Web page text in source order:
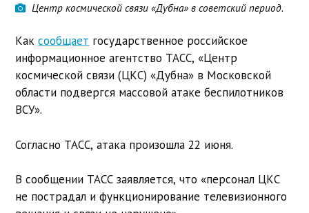
Центр космической связи «Дубна» в советский период.
Каксообщает государственное российское
информационное агентство ТАСС, «Центр
космической связи (ЦКС) «Дубна» в Московской
области подвергся массовой атаке беспилотников
ВСУ».
Согласно ТАСС, атака произошла 22 июня.
В сообщении ТАСС заявляется, что «персонал ЦКС
не пострадал и функционирование телевизионного